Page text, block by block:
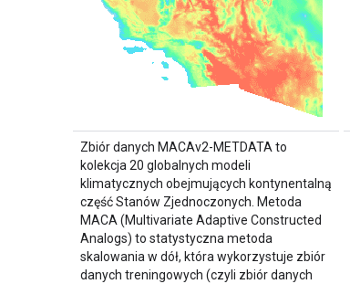
Zbiór danych MACAv2-METDATA to
kolekcja 20 globalnych modeli
klimatycznych obejmujących kontynentalną
część Stanów Zjednoczonych. Metoda
MACA (Multivariate Adaptive Constructed
Analogs) to statystyczna metoda
skalowania w dół, która wykorzystuje zbiór
danych treningowych (czyli zbiór danych